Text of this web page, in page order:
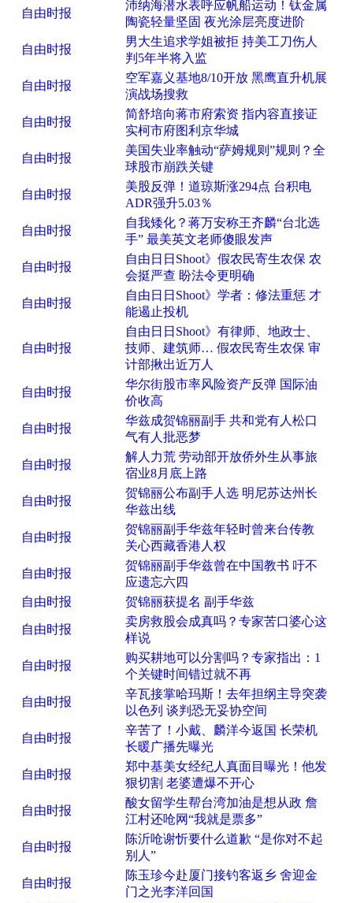
自由时报
沛纳海潜水表呼应帆船运动！钛金属
陶瓷轻量坚固 夜光涂层亮度进阶
自由时报
男大生追求学姐被拒 持美工刀伤人
判5年半将入监
自由时报
空军嘉义基地8/10开放 黑鹰直升机展
演战场搜救
自由时报
简舒培向蒋市府索资 指内容直接证
实柯市府图利京华城
自由时报
美国失业率触动“萨姆规则”规则？全
球股市崩跌关键
自由时报
美股反弹！道琼斯涨294点 台积电
ADR强升5.03％
自由时报
自我矮化？蒋万安称王齐麟“台北选
手” 最美英文老师傻眼发声
自由时报
自由日日Shoot》假农民寄生农保 农
会挺严查 盼法令更明确
自由时报
自由日日Shoot》学者：修法重惩 才
能遏止投机
自由时报
自由日日Shoot》有律师、地政士、
技师、建筑师… 假农民寄生农保 审
计部揪出近万人
自由时报
华尔街股市率风险资产反弹 国际油
价收高
自由时报
华兹成贺锦丽副手 共和党有人松口
气有人批恶梦
自由时报
解人力荒 劳动部开放侨外生从事旅
宿业8月底上路
自由时报
贺锦丽公布副手人选 明尼苏达州长
华兹出线
自由时报
贺锦丽副手华兹年轻时曾来台传教
关心西藏香港人权
自由时报
贺锦丽副手华兹曾在中国教书 吁不
应遗忘六四
自由时报
贺锦丽获提名 副手华兹
自由时报
卖房救股会成真吗？专家苦口婆心这
样说
自由时报
购买耕地可以分割吗？专家指出：1
个关键时间错过就不再
自由时报
辛瓦接掌哈玛斯！去年担纲主导突袭
以色列 谈判恐无妥协空间
自由时报
辛苦了！小戴、麟洋今返国 长荣机
长暖广播先曝光
自由时报
郑中基美女经纪人真面目曝光！他发
狠切割 老婆遭爆不开心
自由时报
酸女留学生帮台湾加油是想从政 詹
江村还呛网“我就是票多”
自由时报
陈沂呛谢忻要什么道歉 “是你对不起
别人”
自由时报
陈玉珍今赴厦门接钓客返乡 舍迎金
门之光李洋回国